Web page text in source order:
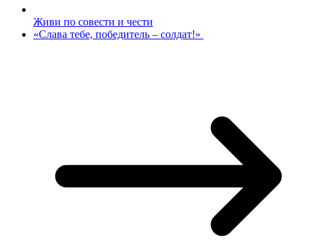
Живи по совести и чести
«Слава тебе, победитель – солдат!»